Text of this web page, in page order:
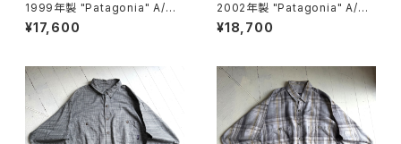
1999年製 "Patagonia" A/C
Yarn-Dye shirt
¥17,600
2002年製 "Patagonia" A/C
print shirt
¥18,700